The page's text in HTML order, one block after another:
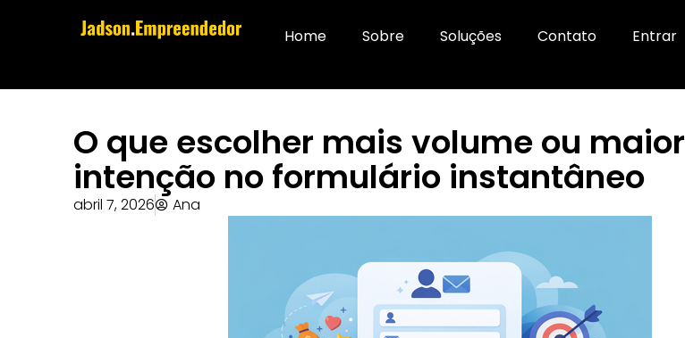
Home Sobre Soluções Contato Entrar
O que escolher mais volume ou maior
intenção no formulário instantâneo
abril 7, 2026 Ana